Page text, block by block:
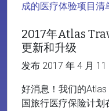
成的医疗体验项目清
2017年Atlas
更新和升级
发布 2017 年 4 月 11
好消息！我们的Atlas
国旅行医疗保险计划